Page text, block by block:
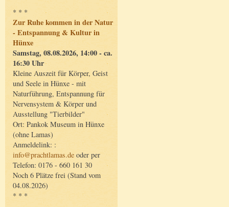
* * *
Zur Ruhe kommen in der Natur
- Entspannung & Kultur in
Hünxe
Samstag, 08.08.2026, 14:00 - ca.
16:30 Uhr
Kleine Auszeit für Körper, Geist
und Seele in Hünxe - mit
Naturführung, Entspannung für
Nervensystem & Körper und
Ausstellung "Tierbilder"
Ort: Pankok Museum in Hünxe
(ohne Lamas)
Anmeldelink: :
info@prachtlamas.de oder per
Telefon: 0176 - 660 161 30
Noch 6 Plätze frei (Stand vom
04.08.2026)
* * *